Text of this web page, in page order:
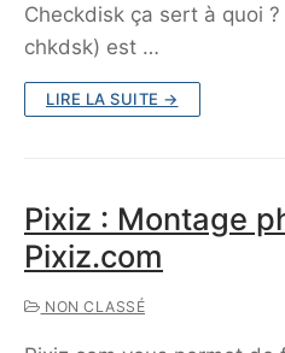
Checkdisk ça sert à quoi
chkdsk) est …
LIRE LA SUITE →
Pixiz : Montage
Pixiz.com
NON CLASSÉ